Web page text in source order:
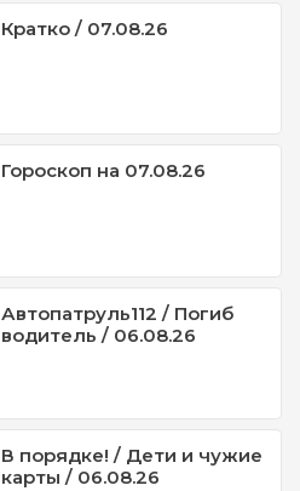
Кратко / 07.08.26
Гороскоп на 07.08.26
Автопатруль112 / Погиб
водитель / 06.08.26
В порядке! / Дети и чужие
карты / 06.08.26